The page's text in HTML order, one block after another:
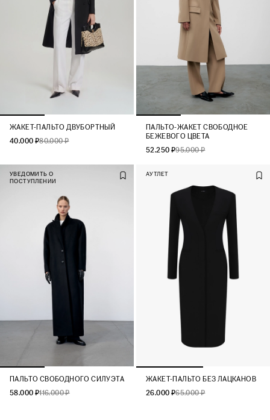
ЖАКЕТ-ПАЛЬТО ДВУБОРТНЫЙ
40.000 ₽80.000 ₽
ПАЛЬТО-ЖАКЕТ СВОБОДНОЕ
БЕЖЕВОГО ЦВЕТА
52.250 ₽95.000 ₽
УВЕДОМИТЬ О
ПОСТУПЛЕНИИ
ПАЛЬТО СВОБОДНОГО СИЛУЭТА
58.000 ₽116.000 ₽
АУТЛЕТ
ЖАКЕТ-ПАЛЬТО БЕЗ ЛАЦКАНОВ
26.000 ₽65.000 ₽